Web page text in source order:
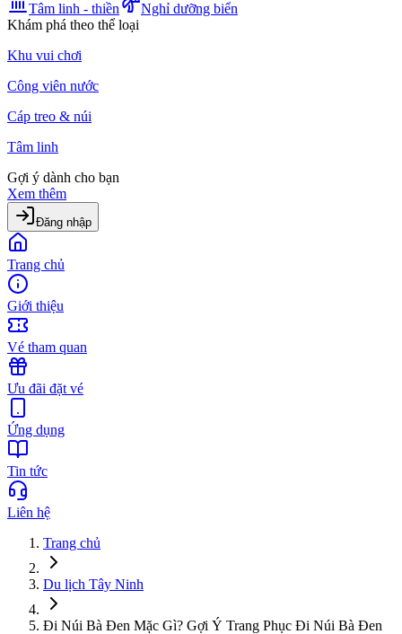
Tâm linh - thiền
Nghỉ dưỡng biển
Khám phá theo thể loại
Khu vui chơi
Công viên nước
Cáp treo & núi
Tâm linh
Gợi ý dành cho bạn
Xem thêm
Đăng nhập
Trang chủ
Giới thiệu
Vé tham quan
Ưu đãi đặt vé
Ứng dụng
Tin tức
Liên hệ
Trang chủ
Du lịch Tây Ninh
Đi Núi Bà Đen Mặc Gì? Gợi Ý Trang Phục Đi Núi Bà Đen